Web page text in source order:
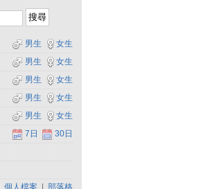
女生
男生
女生
男生
女生
男生
女生
男生
女生
男生
30日
7日
個人檔案 部落格